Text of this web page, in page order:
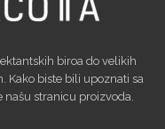
biroa do velikih
Kako biste bili upoznati sa
stranicu proizvoda.